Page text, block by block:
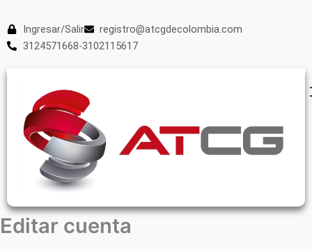
Ingresar/Salir
registro@atcgdecolombia.com
3124571668-3102115617
Editar cuenta